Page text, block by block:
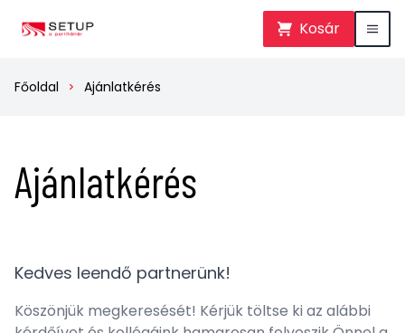
Kosár
Főoldal Ajánlatkérés
Ajánlatkérés
Kedves leendő partnerünk!
Köszönjük megkeresését! Kérjük töltse ki az alábbi